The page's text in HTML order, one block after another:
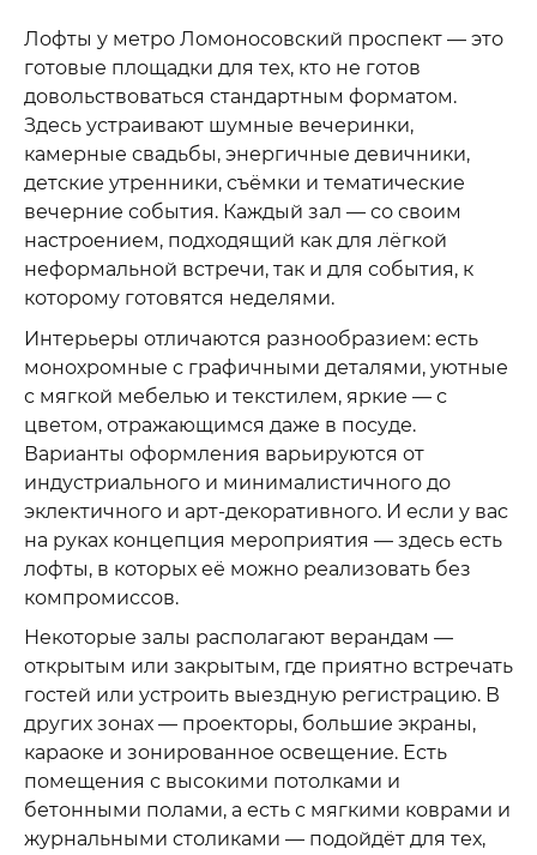
Лофты у метро Ломоносовский проспект — это
готовые площадки для тех, кто не готов
довольствоваться стандартным форматом.
Здесь устраивают шумные вечеринки,
камерные свадьбы, энергичные девичники,
детские утренники, съёмки и тематические
вечерние события. Каждый зал — со своим
настроением, подходящий как для лёгкой
неформальной встречи, так и для события, к
которому готовятся неделями.
Интерьеры отличаются разнообразием: есть
монохромные с графичными деталями, уютные
с мягкой мебелью и текстилем, яркие — с
цветом, отражающимся даже в посуде.
Варианты оформления варьируются от
индустриального и минималистичного до
эклектичного и арт-декоративного. И если у вас
на руках концепция мероприятия — здесь есть
лофты, в которых её можно реализовать без
компромиссов.
Некоторые залы располагают верандам —
открытым или закрытым, где приятно встречать
гостей или устроить выездную регистрацию. В
других зонах — проекторы, большие экраны,
караоке и зонированное освещение. Есть
помещения с высокими потолками и
бетонными полами, а есть с мягкими коврами и
журнальными столиками — подойдёт для тех,